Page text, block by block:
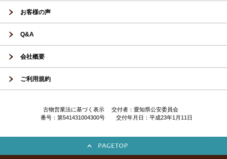
お客様の声
Q&A
会社概要
ご利用規約
古物営業法に基づく表示 交付者：愛知県公安委員会
番号：第541431004300号 交付年月日：平成23年1月11日